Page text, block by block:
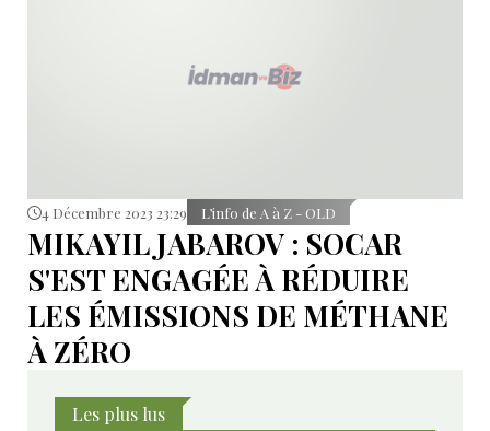
4 Décembre 2023 23:29 L’info de A à Z - OLD
MIKAYIL JABAROV : SOCAR
S'EST ENGAGÉE À RÉDUIRE
LES ÉMISSIONS DE MÉTHANE
À ZÉRO
Les plus lus